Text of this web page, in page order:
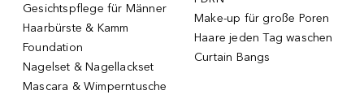
Gesichtspflege für Männer
Haarbürste & Kamm
Foundation
Nagelset & Nagellackset
Mascara & Wimperntusche
Make-up für große Poren
Haare jeden Tag waschen
Curtain Bangs